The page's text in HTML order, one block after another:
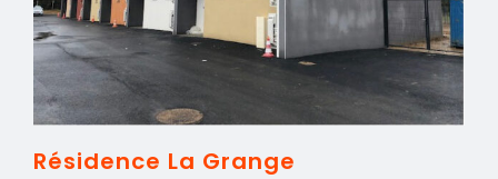
Résidence La Grange